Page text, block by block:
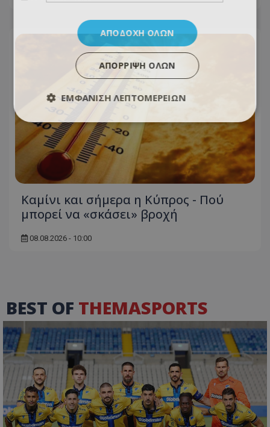
Καμίνι και σήμερα η Κύπρος - Πού
μπορεί να «σκάσει» βροχή
08.08.2026 - 10:00
BEST OF THEMASPORTS
ΑΠΟΔΟΧΉ ΌΛΩΝ
ΑΠΌΡΡΙΨΗ ΌΛΩΝ
ΕΜΦΆΝΙΣΗ ΛΕΠΤΟΜΕΡΕΙΏΝ